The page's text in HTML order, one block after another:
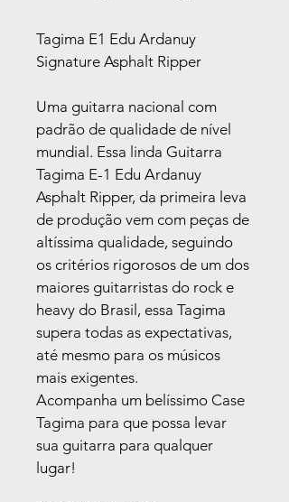
Tagima E1 Edu Ardanuy
Signature Asphalt Ripper
Uma guitarra nacional com
padrão de qualidade de nível
mundial. Essa linda Guitarra
Tagima E-1 Edu Ardanuy
Asphalt Ripper, da primeira leva
de produção vem com peças de
altíssima qualidade, seguindo
os critérios rigorosos de um dos
maiores guitarristas do rock e
heavy do Brasil, essa Tagima
supera todas as expectativas,
até mesmo para os músicos
mais exigentes.
Acompanha um belíssimo Case
Tagima para que possa levar
sua guitarra para qualquer
lugar!